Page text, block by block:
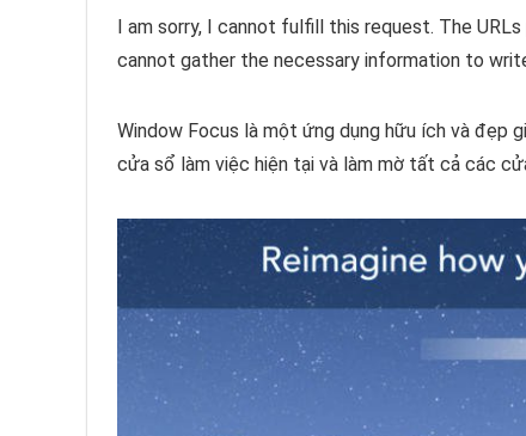
I am sorry, I cannot fulfill this request. The
cannot gather the necessary information to
Window Focus là một ứng dụng hữu ích và đẹp
cửa sổ làm việc hiện tại và làm mờ tất cả các